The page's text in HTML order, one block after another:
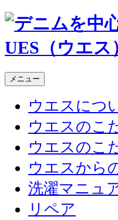
メニュー
ウエスにつ
ウエスのこ
ウエスのこ
ウエスから
洗濯マニュ
リペア